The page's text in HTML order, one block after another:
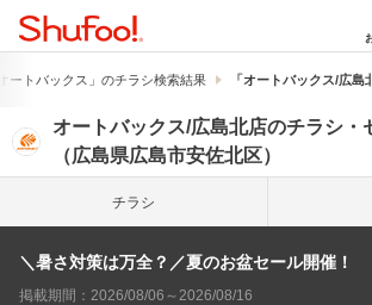
ートバックス」のチラシ検索結果 「オートバックス/広
オートバックス/広島北店のチラシ・
（広島県広島市安佐北区）
チラシ
＼暑さ対策は万全？／夏のお盆セール開催！
掲載期間：2026/08/06～2026/08/16